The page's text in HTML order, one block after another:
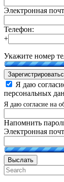
Электронная
Телефон:
+
Укажите номер
Я даю
персональных
Я даю согласие на
Напомнить
Электронная
Выслать